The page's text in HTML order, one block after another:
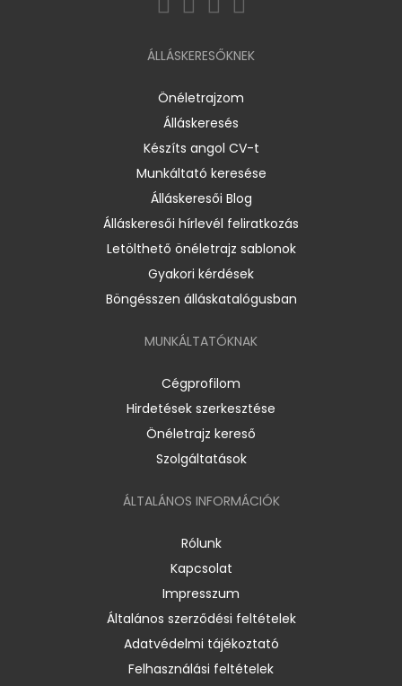
ÁLLÁSKERESŐKNEK
Önéletrajzom
Álláskeresés
Készíts angol CV-t
Munkáltató keresése
Álláskeresői Blog
Álláskeresői hírlevél feliratkozás
Letölthető önéletrajz sablonok
Gyakori kérdések
Böngésszen álláskatalógusban
MUNKÁLTATÓKNAK
Cégprofilom
Hirdetések szerkesztése
Önéletrajz kereső
Szolgáltatások
ÁLTALÁNOS INFORMÁCIÓK
Rólunk
Kapcsolat
Impresszum
Általános szerződési feltételek
Adatvédelmi tájékoztató
Felhasználási feltételek